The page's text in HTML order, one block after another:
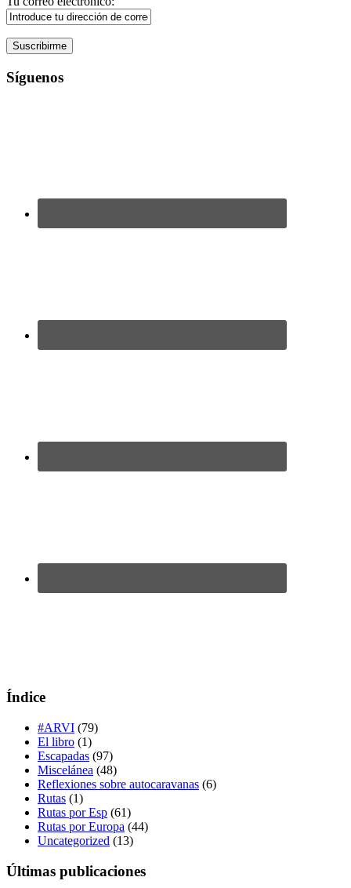
Síguenos
Índice
#ARVI (79)
El libro (1)
Escapadas (97)
Miscelánea (48)
Reflexiones sobre autocaravanas (6)
Rutas (1)
Rutas por Esp (61)
Rutas por Europa (44)
Uncategorized (13)
Últimas publicaciones